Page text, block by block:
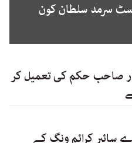
سرمد سلطان کون
صاحب حکم کی تعمیل کر
سائبر کرائم ونگ کے